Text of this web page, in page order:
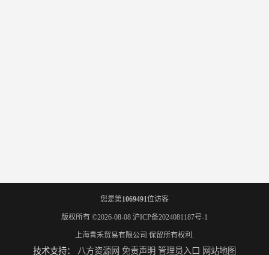
您是第1069491位访客
版权所有 ©2026-08-08 沪ICP备2024081187号-1
上海青禾贸易有限公司 保留所有权利.
技术支持： 八方资源网 免责声明 管理员入口 网站地图